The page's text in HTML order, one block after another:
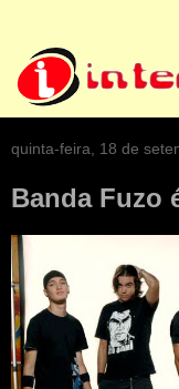
quinta-feira, 18 de
Banda Fuzo